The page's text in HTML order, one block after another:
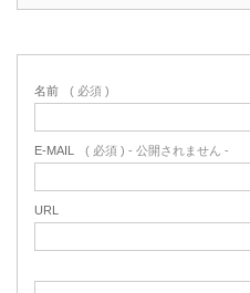
名前 ( 必須 )
E-MAIL ( 必須 ) - 公開されません -
URL